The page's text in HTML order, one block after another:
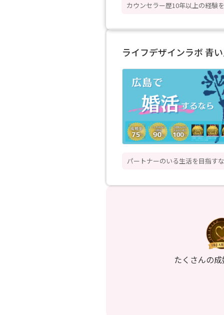
カウンセラー歴10年以上の経験
ライフデザインラボ 青
パートナーのいる生活を目指す
たくさんの